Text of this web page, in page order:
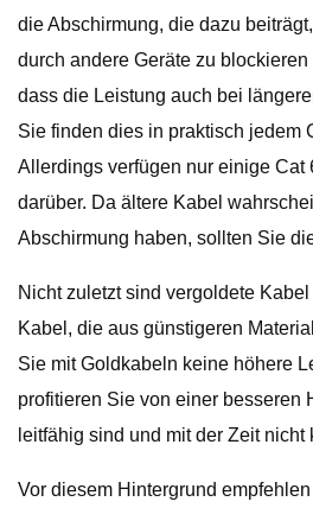
die Abschirmung, die dazu
durch andere Geräte zu
dass die Leistung auch bei
Sie finden dies in praktisch jedem
Allerdings verfügen nur einige Cat
darüber. Da ältere Kabel
Abschirmung haben, sollten Sie
Nicht zuletzt sind vergoldete
Kabel, die aus günstigeren
Sie mit Goldkabeln keine höhere
profitieren Sie von einer besseren
leitfähig sind und mit der Zeit nicht
Vor diesem Hintergrund